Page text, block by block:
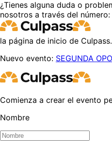
¿Tienes alguna duda o
nosotros a través del número:
la página de inicio de Culpass.
Nuevo evento: SEGUNDA
Comienza a crear el evento
Nombre